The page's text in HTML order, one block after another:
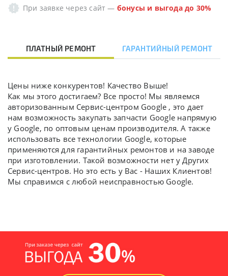
При заявке через сайт — бонусы и выгода до 30%
ПЛАТНЫЙ РЕМОНТ ГАРАНТИЙНЫЙ РЕМОНТ
Цены ниже конкурентов! Качество Выше!
Как мы этого достигаем? Все просто! Мы являемся
авторизованным Сервис-центром Google , это дает
нам возможность закупать запчасти Google напрямую
у Google, по оптовым ценам производителя. А также
использовать все технологии Google, которые
применяются для гарантийных ремонтов и на заводе
при изготовлении. Такой возможности нет у Других
Сервис-центров. Но это есть у Вас - Наших Клиентов!
Мы справимся с любой неисправностью Google.